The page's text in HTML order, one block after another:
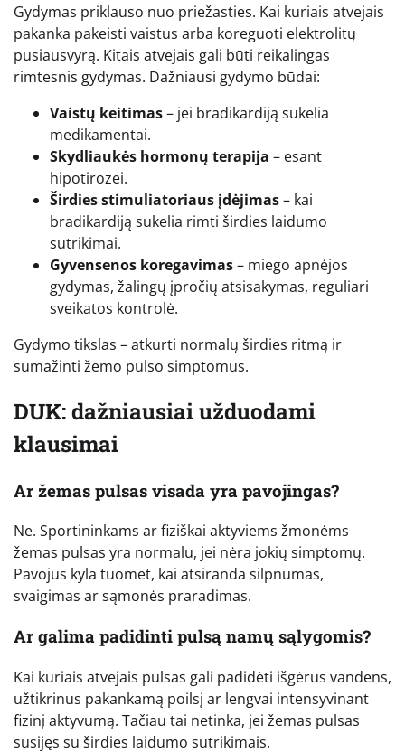
Gydymas priklauso nuo priežasties. Kai kuriais atvejais
pakanka pakeisti vaistus arba koreguoti elektrolitų
pusiausvyrą. Kitais atvejais gali būti reikalingas
rimtesnis gydymas. Dažniausi gydymo būdai:
Vaistų keitimas– jei bradikardiją sukelia
medikamentai.
Skydliaukės hormonų terapija – esant
hipotirozei.
Širdies stimuliatoriaus įdėjimas– kai
bradikardiją sukelia rimti širdies laidumo
sutrikimai.
Gyvensenos koregavimas– miego apnėjos
gydymas, žalingų įpročių atsisakymas, reguliari
sveikatos kontrolė.
Gydymo tikslas – atkurti normalų širdies ritmą ir
sumažinti žemo pulso simptomus.
DUK: dažniausiai užduodami
klausimai
Ar žemas pulsas visada yra pavojingas?
Ne. Sportininkams ar fiziškai aktyviems žmonėms
žemas pulsas yra normalu, jei nėra jokių simptomų.
Pavojus kyla tuomet, kai atsiranda silpnumas,
svaigimas ar sąmonės praradimas.
Ar galima padidinti pulsą namų sąlygomis?
Kai kuriais atvejais pulsas gali padidėti išgėrus vandens,
užtikrinus pakankamą poilsį ar lengvai intensyvinant
fizinį aktyvumą. Tačiau tai netinka, jei žemas pulsas
susijęs su širdies laidumo sutrikimais.